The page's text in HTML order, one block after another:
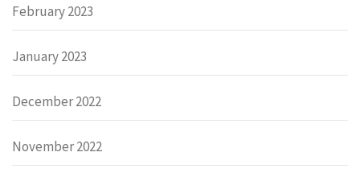
February 2023
January 2023
December 2022
November 2022